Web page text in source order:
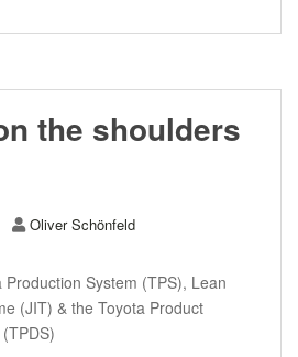
the shoulders
Oliver Schönfeld
Production System (TPS), Lean
(JIT) & the Toyota Product